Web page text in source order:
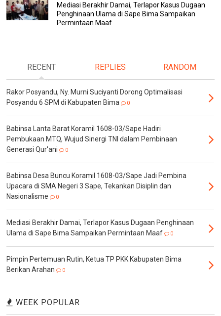
Mediasi Berakhir Damai, Terlapor Kasus Dugaan
Penghinaan Ulama di Sape Bima Sampaikan
Permintaan Maaf
RECENT REPLIES RANDOM
Rakor Posyandu, Ny. Murni Suciyanti Dorong Optimalisasi
Posyandu 6 SPM di Kabupaten Bima
0
Babinsa Lanta Barat Koramil 1608-03/Sape Hadiri
Pembukaan MTQ, Wujud Sinergi TNI dalam Pembinaan
Generasi Qur'ani
0
Babinsa Desa Buncu Koramil 1608-03/Sape Jadi Pembina
Upacara di SMA Negeri 3 Sape, Tekankan Disiplin dan
Nasionalisme
0
Mediasi Berakhir Damai, Terlapor Kasus Dugaan Penghinaan
Ulama di Sape Bima Sampaikan Permintaan Maaf
0
Pimpin Pertemuan Rutin, Ketua TP PKK Kabupaten Bima
Berikan Arahan
0
WEEK POPULAR